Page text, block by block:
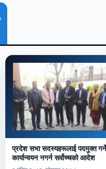
प्रदेश सभा सदस्यहरूलाई पदमुक्त गर्ने
कार्यान्वयन नगर्न सर्वोच्चको आदेश